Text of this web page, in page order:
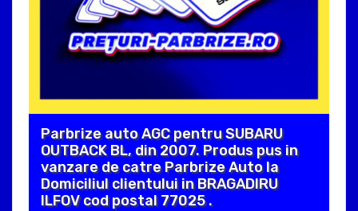
Parbrize auto AGC pentru SUBARU
OUTBACK BL, din 2007. Produs pus in
vanzare de catre Parbrize Auto la
Domiciliul clientului in BRAGADIRU
ILFOV cod postal 77025 .